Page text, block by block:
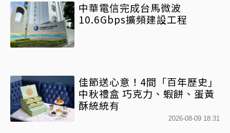
中華電信完成台馬微波
10.6Gbps擴頻建設工程
佳節送心意！4間「百年歷史」
中秋禮盒 巧克力、蝦餅、蛋黃
酥統統有
2026-08-09 18:31